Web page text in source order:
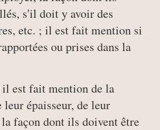
s'il doit y avoir des
etc. ; il est fait mention si
ou prises dans la
il est fait mention de la
leur épaisseur, de leur
façon dont ils doivent être